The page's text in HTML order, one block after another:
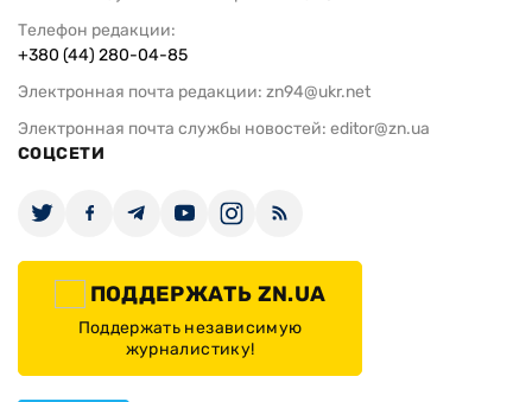
Телефон редакции:
+380 (44) 280-04-85
Электронная почта редакции: zn94@ukr.net
Электронная почта службы новостей: editor@zn.ua
СОЦСЕТИ
ПОДДЕРЖАТЬ ZN.UA
Поддержать независимую
журналистику!